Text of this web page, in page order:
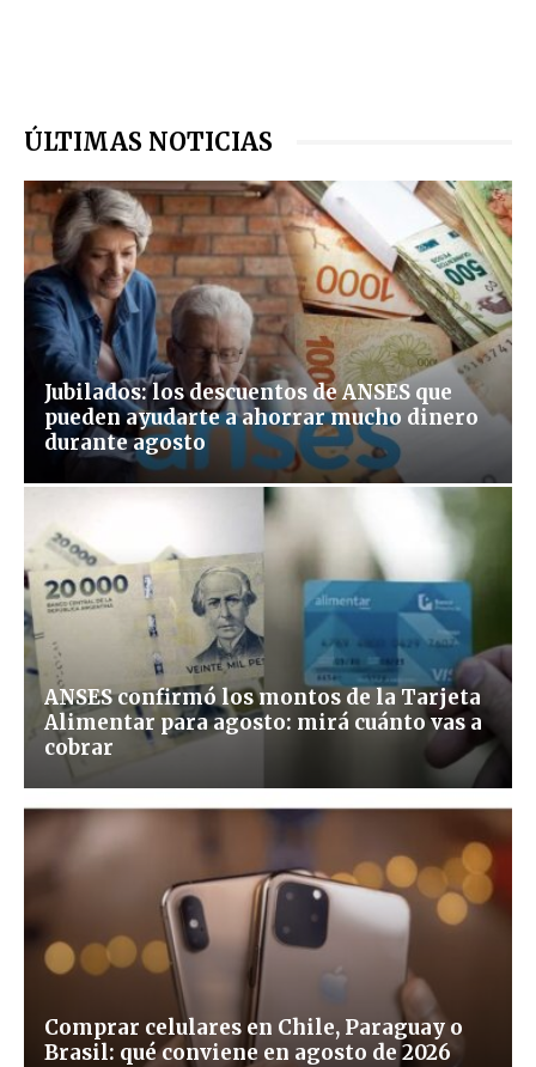
ÚLTIMAS NOTICIAS
Jubilados: los descuentos de ANSES que
pueden ayudarte a ahorrar mucho dinero
durante agosto
ANSES confirmó los montos de la Tarjeta
Alimentar para agosto: mirá cuánto vas a
cobrar
Comprar celulares en Chile, Paraguay o
Brasil: qué conviene en agosto de 2026